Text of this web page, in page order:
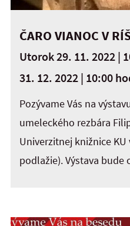
ČARO VIANOC V
Utorok 29. 11. 2022 |
31. 12. 2022 | 10:00
Pozývame Vás na
umeleckého rezbára
Univerzitnej knižnice
podlažie). Výstava bude